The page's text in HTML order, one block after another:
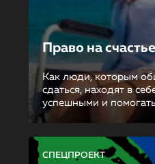
Право на счастье
Как люди, которым
сдаться, находят в
успешными и
СПЕЦПРОЕКТ